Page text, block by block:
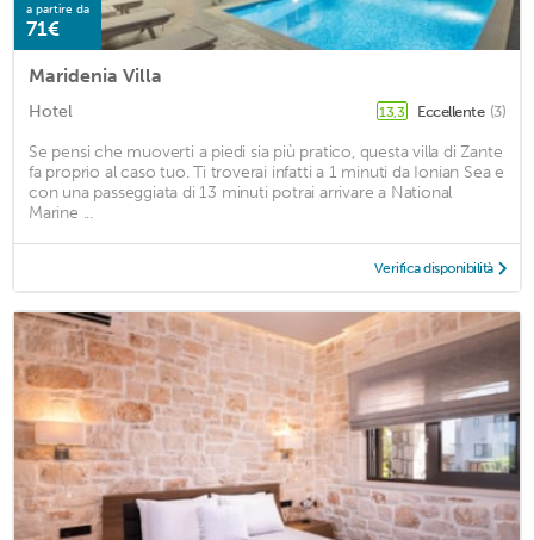
a partire da
71€
Maridenia Villa
Hotel 13,3 Eccellente (3)
Se pensi che muoverti a piedi sia più pratico, questa villa di Zante
fa proprio al caso tuo. Ti troverai infatti a 1 minuti da Ionian Sea e
con una passeggiata di 13 minuti potrai arrivare a National
Marine ...
Verifica disponibilità